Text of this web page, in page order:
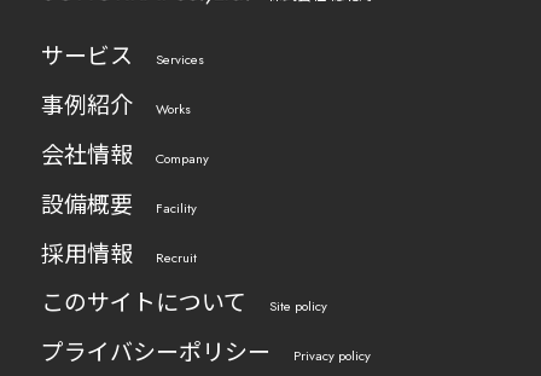
サービス Services
事例紹介 Works
会社情報 Company
設備概要 Facility
採用情報 Recruit
このサイトについて Site policy
プライバシーポリシー Privacy policy